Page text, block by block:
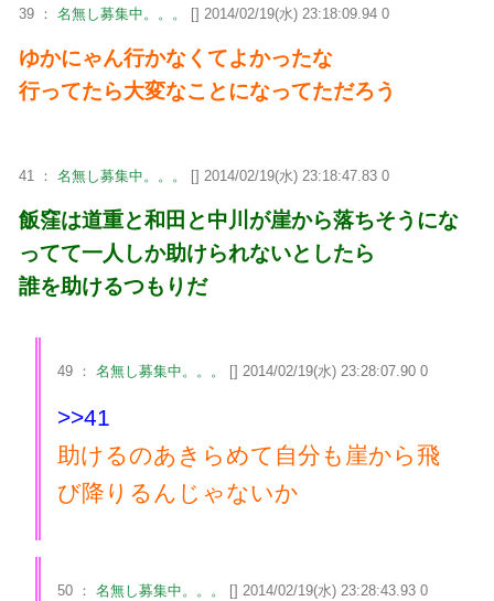
39 ： 名無し募集中。。。 [] 2014/02/19(水) 23:18:09.94 0
ゆかにゃん行かなくてよかったな
行ってたら大変なことになってただろう
41 ： 名無し募集中。。。 [] 2014/02/19(水) 23:18:47.83 0
飯窪は道重と和田と中川が崖から落ちそうにな
ってて一人しか助けられないとしたら
誰を助けるつもりだ
49 ： 名無し募集中。。。 [] 2014/02/19(水) 23:28:07.90 0
>>41
助けるのあきらめて自分も崖から飛
び降りるんじゃないか
50 ： 名無し募集中。。。 [] 2014/02/19(水) 23:28:43.93 0